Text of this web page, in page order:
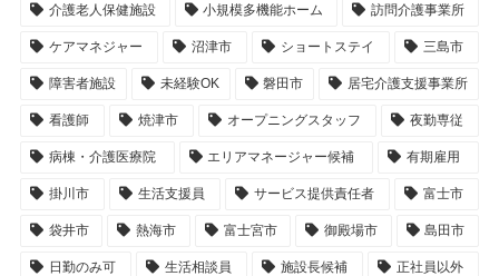
介護老人保健施設 小規模多機能ホーム 訪問介護事業所
ケアマネジャー 沼津市 ショートステイ 三島市
障害者施設 未経験OK 磐田市 居宅介護支援事業所
看護師 焼津市 オープニングスタッフ 夜勤専従
病棟・介護医療院 エリアマネージャー候補 有期雇用
掛川市 生活支援員 サービス提供責任者 富士市
袋井市 熱海市 富士宮市 御殿場市 島田市
日勤のみ可 生活相談員 施設長候補 正社員以外